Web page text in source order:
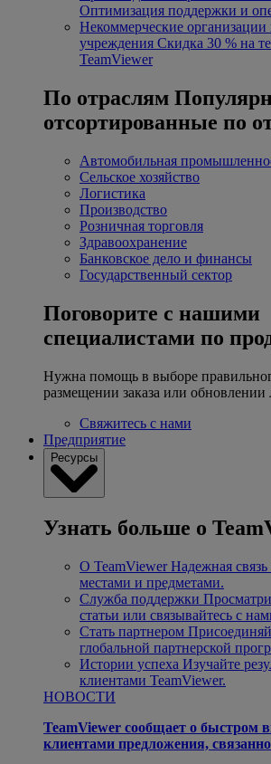
Оптимизация поддержки и
Некоммерческие организации
учреждения Скидка 30 % на
TeamViewer
По отраслям
отсортированные по
Автомобильная
Сельское хозяйство
Логистика
Производство
Розничная торговля
Здравоохранение
Банковское дело и финансы
Государственный сектор
Поговорите с нашими
специалистами по
Нужна помощь в выборе
размещении заказа или обновлении
Свяжитесь с нами
Предприятие
Ресурсы
Узнать больше о
О TeamViewer Надежная
местами и предметами.
Служба поддержки
статьи или связывайтесь с
Стать партнером
глобальной партнерской
Истории успеха Изучайте
клиентами TeamViewer.
НОВОСТИ
TeamViewer сообщает о быстром
клиентами предложения,